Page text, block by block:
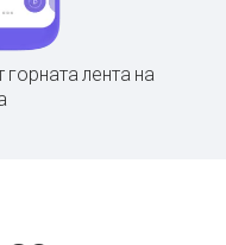
горната лента на